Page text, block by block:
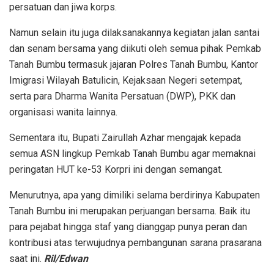
persatuan dan jiwa korps.
Namun selain itu juga dilaksanakannya kegiatan jalan santai
dan senam bersama yang diikuti oleh semua pihak Pemkab
Tanah Bumbu termasuk jajaran Polres Tanah Bumbu, Kantor
Imigrasi Wilayah Batulicin, Kejaksaan Negeri setempat,
serta para Dharma Wanita Persatuan (DWP), PKK dan
organisasi wanita lainnya.
Sementara itu, Bupati Zairullah Azhar mengajak kepada
semua ASN lingkup Pemkab Tanah Bumbu agar memaknai
peringatan HUT ke-53 Korpri ini dengan semangat.
Menurutnya, apa yang dimiliki selama berdirinya Kabupaten
Tanah Bumbu ini merupakan perjuangan bersama. Baik itu
para pejabat hingga staf yang dianggap punya peran dan
kontribusi atas terwujudnya pembangunan sarana prasarana
saat ini. Ril/Edwan